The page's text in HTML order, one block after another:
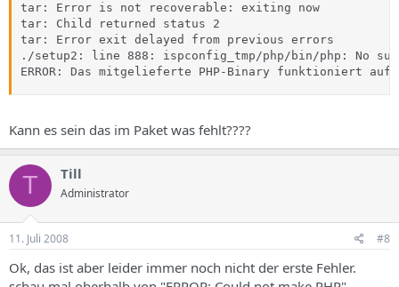
tar: Error is not recoverable: exiting now
tar: Child returned status 2
tar: Error exit delayed from previous errors
./setup2: line 888: ispconfig_tmp/php/bin/php: No
ERROR: Das mitgelieferte PHP-Binary funktioniert
Kann es sein das im Paket was fehlt????
T Till
Administrator
11. Juli 2008 #8
Ok, das ist aber leider immer noch nicht der erste Fehler.